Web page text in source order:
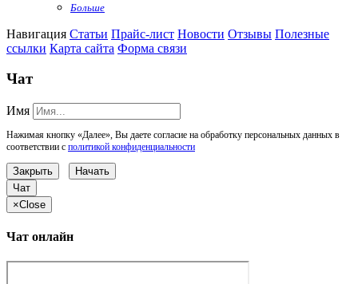
Больше
Навигация Статьи Прайс-лист Новости Отзывы Полезные
ссылки Карта сайта Форма связи
Чат
Имя
Нажимая кнопку «Далее», Вы даете согласие на обработку персональных данных в
соответствии с политикой конфиденциальности
Закрыть
Начать
Чат
×Close
Чат онлайн